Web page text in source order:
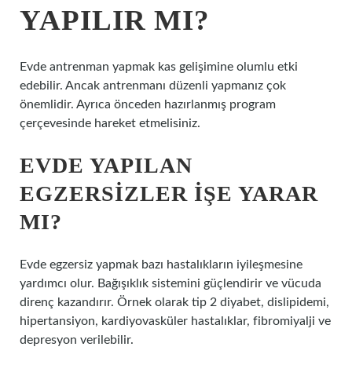
YAPILIR MI?
Evde antrenman yapmak kas gelişimine olumlu etki
edebilir. Ancak antrenmanı düzenli yapmanız çok
önemlidir. Ayrıca önceden hazırlanmış program
çerçevesinde hareket etmelisiniz.
EVDE YAPILAN
EGZERSIZLER IŞE YARAR
MI?
Evde egzersiz yapmak bazı hastalıkların iyileşmesine
yardımcı olur. Bağışıklık sistemini güçlendirir ve vücuda
direnç kazandırır. Örnek olarak tip 2 diyabet, dislipidemi,
hipertansiyon, kardiyovasküler hastalıklar, fibromiyalji ve
depresyon verilebilir.